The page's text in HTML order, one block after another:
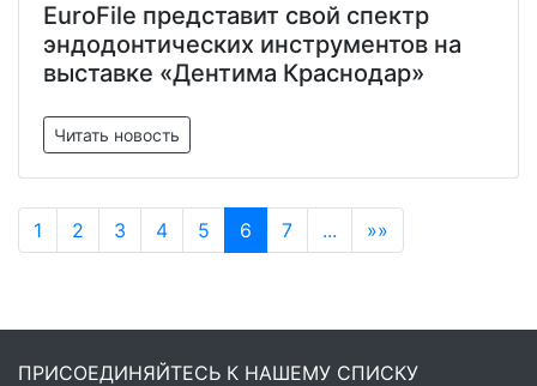
EuroFile представит свой спектр
эндодонтических инструментов на
выставке «Дентима Краснодар»
Читать новость
1 2 3 4 5 6 7 ... »»
ПРИСОЕДИНЯЙТЕСЬ К НАШЕМУ СПИСКУ